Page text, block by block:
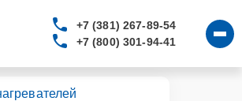
+7 (381) 267-89-54
+7 (800) 301-94-41